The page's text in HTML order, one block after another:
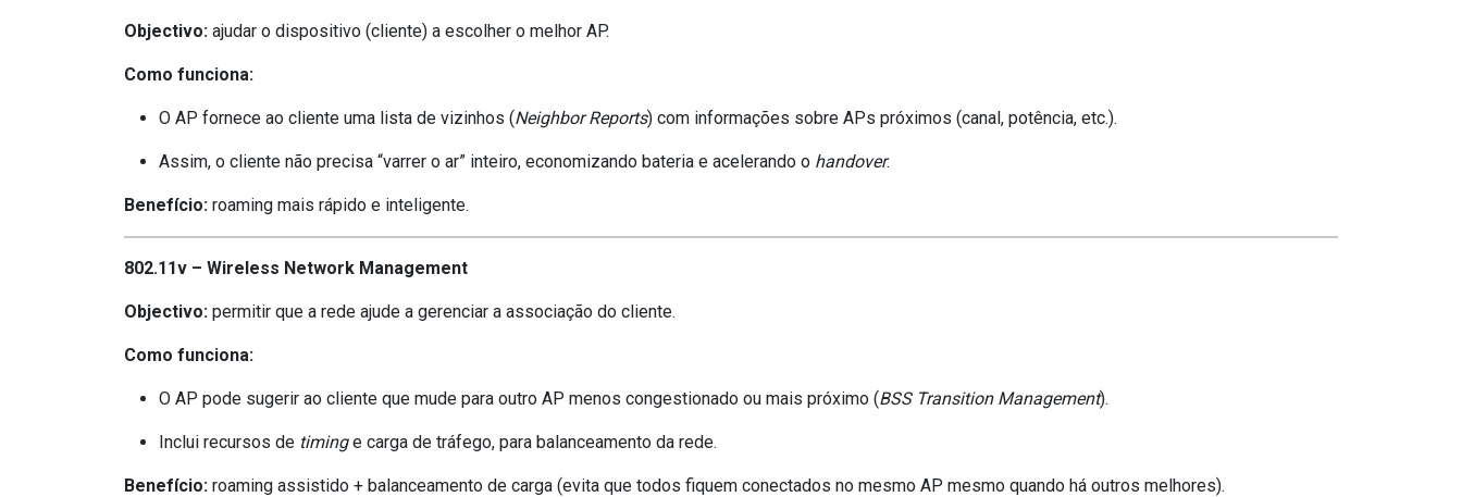
Objectivo: ajudar o dispositivo (cliente) a escolher o melhor AP.
Como funciona:
O AP fornece ao cliente uma lista de vizinhos (Neighbor Reports) com informações sobre APs próximos (canal, potência, etc.).
Assim, o cliente não precisa “varrer o ar” inteiro, economizando bateria e acelerando o handover.
Benefício: roaming mais rápido e inteligente.
802.11v – Wireless Network Management
Objectivo: permitir que a rede ajude a gerenciar a associação do cliente.
Como funciona:
O AP pode sugerir ao cliente que mude para outro AP menos congestionado ou mais próximo (BSS Transition Management).
Inclui recursos de timinge carga de tráfego, para balanceamento da rede.
Benefício: roaming assistido + balanceamento de carga (evita que todos fiquem conectados no mesmo AP mesmo quando há outros melhores).